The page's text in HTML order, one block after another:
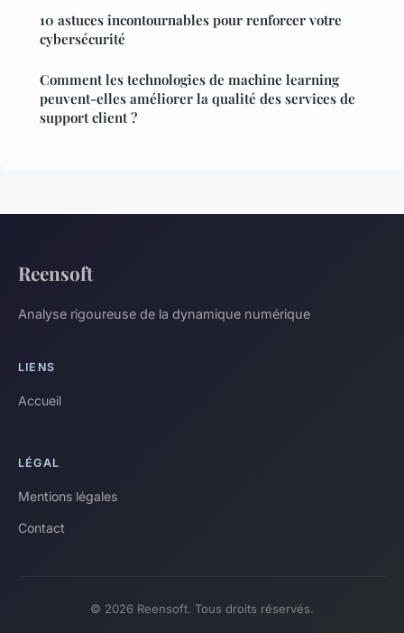
10 astuces incontournables pour renforcer votre
cybersécurité
Comment les technologies de machine learning
peuvent-elles améliorer la qualité des services de
support client ?
Reensoft
Analyse rigoureuse de la dynamique numérique
LIENS
Accueil
LÉGAL
Mentions légales
Contact
© 2026 Reensoft. Tous droits réservés.